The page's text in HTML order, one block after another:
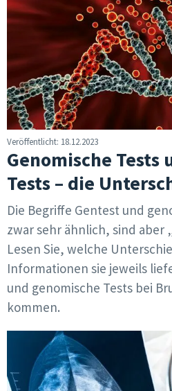
Veröffentlicht: 18.12.2023
Genomische Tests
Tests – die
Die Begriffe Gentest und
zwar sehr ähnlich, sind aber
Lesen Sie, welche
Informationen sie jeweils
und genomische Tests bei
kommen.